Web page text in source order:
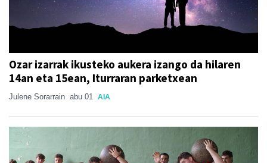
Ozar izarrak ikusteko aukera izango da hilaren
14an eta 15ean, Iturraran parketxean
Julene Sorarrain abu 01 AIA